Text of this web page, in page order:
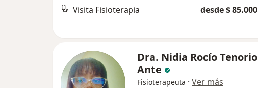
Visita Fisioterapia desde $ 85.000
Dra. Nidia Rocío Tenorio
Ante
Fisioterapeuta · Ver más